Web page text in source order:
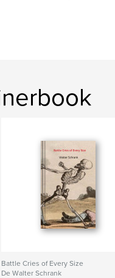
Battle Cries of Every Size
De Walter Schrank